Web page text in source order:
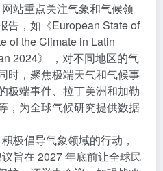
站重点关注气象和气候领
告，如《European State of
of the Climate in Latin
2024》 ，对不同地区的气
时，聚焦极端天气和气候事
极端事件、拉丁美洲和加勒
，为全球气候研究提供数据
极倡导气象领域的行动，
旨在 2027 年底前让全球民